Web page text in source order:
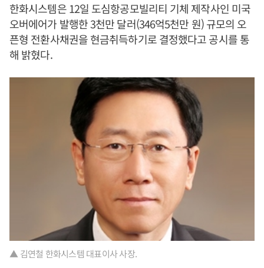
한화시스템은 12일 도심항공모빌리티 기체 제작사인 미국
오버에어가 발행한 3천만 달러(346억5천만 원) 규모의 오
픈형 전환사채권을 현금취득하기로 결정했다고 공시를 통
해 밝혔다.
▲ 김연철 한화시스템 대표이사 사장.